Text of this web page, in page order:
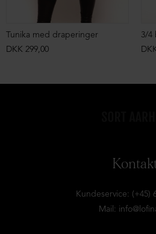
Tunika med draperinger
DKK 299,00
3/4
Kundeservice: (+45)
Mail: